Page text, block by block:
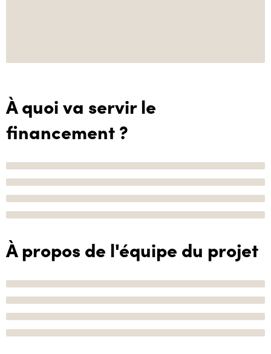
À quoi va servir le
financement ?
À propos de l'équipe du projet